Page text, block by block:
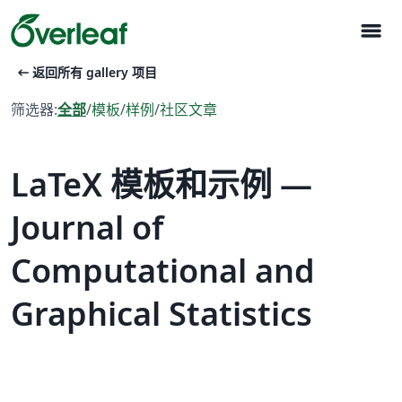
menu
arrow_left_alt 返回所有 gallery 项目
筛选器:全部/模板/样例/社区文章
LaTeX 模板和示例 —
Journal of
Computational and
Graphical Statistics